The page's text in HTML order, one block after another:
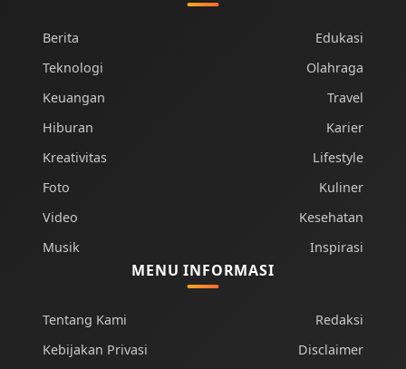
Berita
Teknologi
Keuangan
Hiburan
Kreativitas
Foto
Video
Musik
Edukasi
Olahraga
Travel
Karier
Lifestyle
Kuliner
Kesehatan
Inspirasi
MENU INFORMASI
Tentang Kami
Kebijakan Privasi
Redaksi
Disclaimer